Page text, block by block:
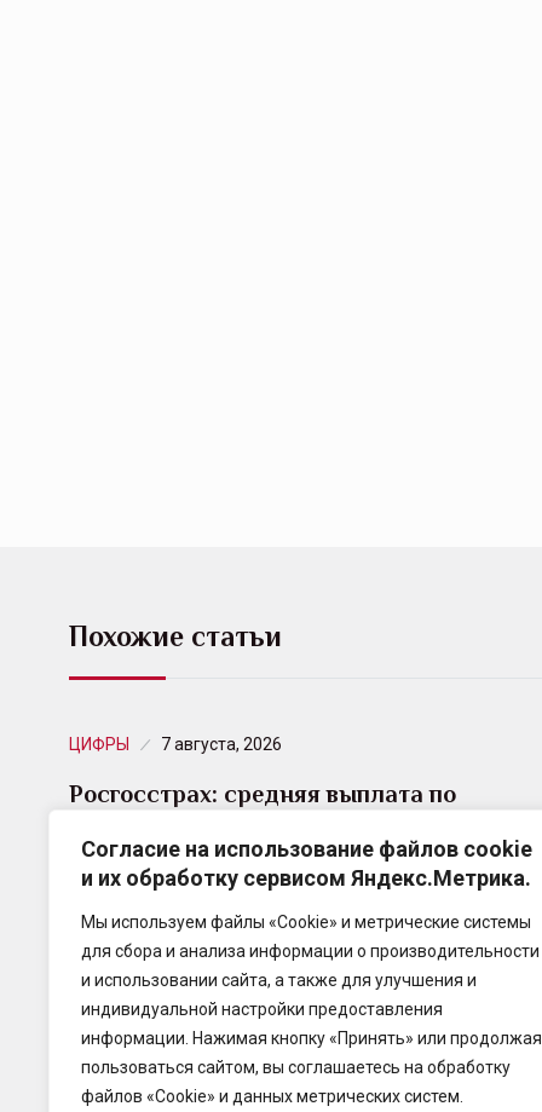
Согласие на использование файлов cookie
и их обработку сервисом Яндекс.Метрика.
Мы используем файлы «Cookie» и метрические системы
для сбора и анализа информации о производительности
и использовании сайта, а также для улучшения и
индивидуальной настройки предоставления
информации. Нажимая кнопку «Принять» или продолжая
пользоваться сайтом, вы соглашаетесь на обработку
файлов «Cookie» и данных метрических систем.
Похожие статьи
ЦИФРЫ 7 августа, 2026
Росгосстрах: средняя выплата по
2026…
За первое полугодие 2026 года Росгосстрах
возместил по договорам страхования жизни и
здоровья ипотечных заемщиков уже около 800
млн рублей.